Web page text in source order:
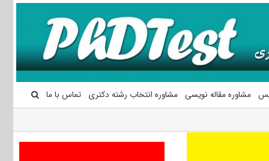
مشاوره مقاله نویسی مشاوره انتخاب رشته دکتری تماس با ما